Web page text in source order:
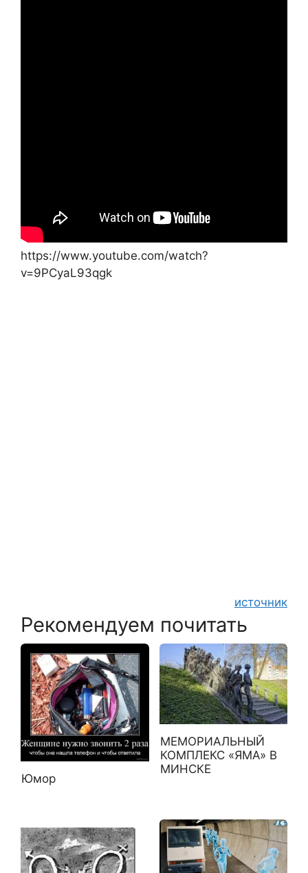
https://www.youtube.com/watch?
v=9PCyaL93qgk
источник
Рекомендуем почитать
Юмор
МЕМОРИАЛЬНЫЙ
КОМПЛЕКС «ЯМА» В
МИНСКЕ